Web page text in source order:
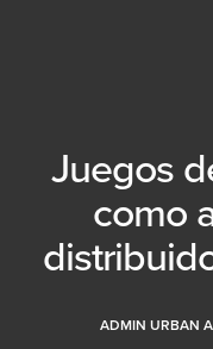
Juegos
como
ADMIN URBAN